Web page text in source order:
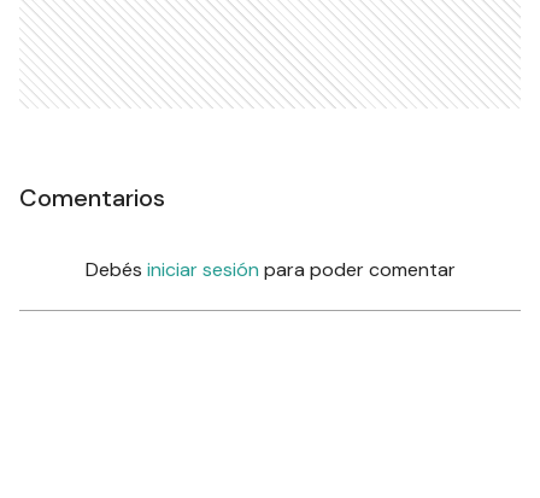
Comentarios
Debés iniciar sesión para poder comentar